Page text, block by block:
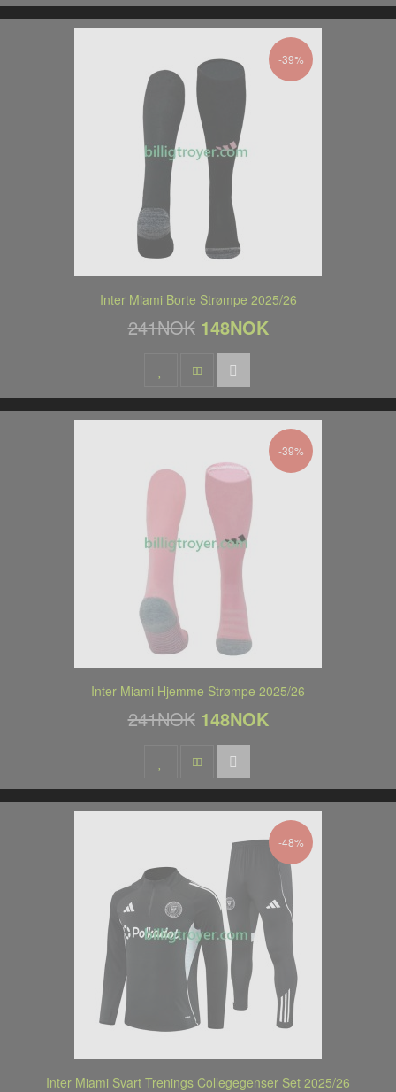
-39%
Inter Miami Borte Strømpe 2025/26
241NOK 148NOK
-39%
Inter Miami Hjemme Strømpe 2025/26
241NOK 148NOK
-48%
Inter Miami Svart Trenings Collegegenser Set 2025/26